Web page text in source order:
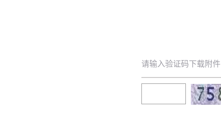
请输入验证码下载附件